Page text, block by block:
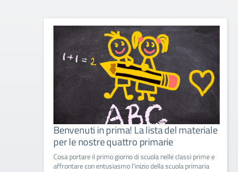
Benvenuti in prima! La lista del materiale
per le nostre quattro primarie
Cosa portare il primo giorno di scuola nelle classi prime e
affrontare con entusiasmo l'inizio della scuola primaria